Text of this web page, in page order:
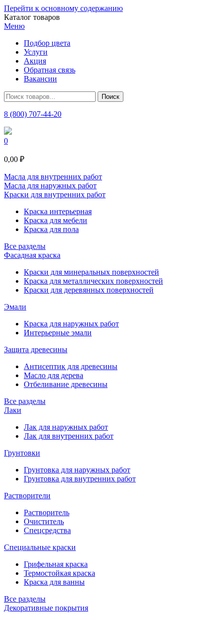
Перейти к основному содержанию
Каталог товаров
Меню
Подбор цвета
Услуги
Акция
Обратная связь
Вакансии
8 (800) 707-44-20
0
0,00 ₽
Масла для внутренних работ
Масла для наружных работ
Краски для внутренних работ
Краска интерьерная
Краска для мебели
Краска для пола
Все разделы
Фасадная краска
Краски для минеральных поверхностей
Краска для металлических поверхностей
Краски для деревянных поверхностей
Эмали
Краска для наружных работ
Интерьерные эмали
Защита древесины
Антисептик для древесины
Масло для дерева
Отбеливание древесины
Все разделы
Лаки
Лак для наружных работ
Лак для внутренних работ
Грунтовки
Грунтовка для наружных работ
Грунтовка для внутренних работ
Растворители
Растворитель
Очиститель
Спецсредства
Специальные краски
Грифельная краска
Термостойкая краска
Краска для ванны
Все разделы
Декоративные покрытия